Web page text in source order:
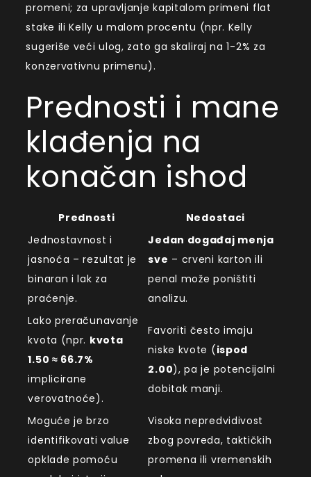
promeni; za upravljanje kapitalom primeni flat
stake ili Kelly u malom procentu (npr. Kelly
sugeriše veći ulog, zato ga skaliraj na 1-2% za
konzervativnu primenu).
Prednosti i mane
klađenja na
konačan ishod
Prednosti
Nedostaci
Jednostavnost i
jasnoća – rezultat je
binaran i lak za
praćenje.
Jedan događaj menja
sve – crveni karton ili
penal može poništiti
analizu.
Lako preračunavanje
kvota (npr. kvota
1.50 ≈ 66.7%
implicirane
verovatnoće).
Favoriti često imaju
niske kvote (ispod
2.00), pa je potencijalni
dobitak manji.
Moguće je brzo
identifikovati value
opklade pomoću
Visoka nepredvidivost
zbog povreda, taktičkih
promena ili vremenskih